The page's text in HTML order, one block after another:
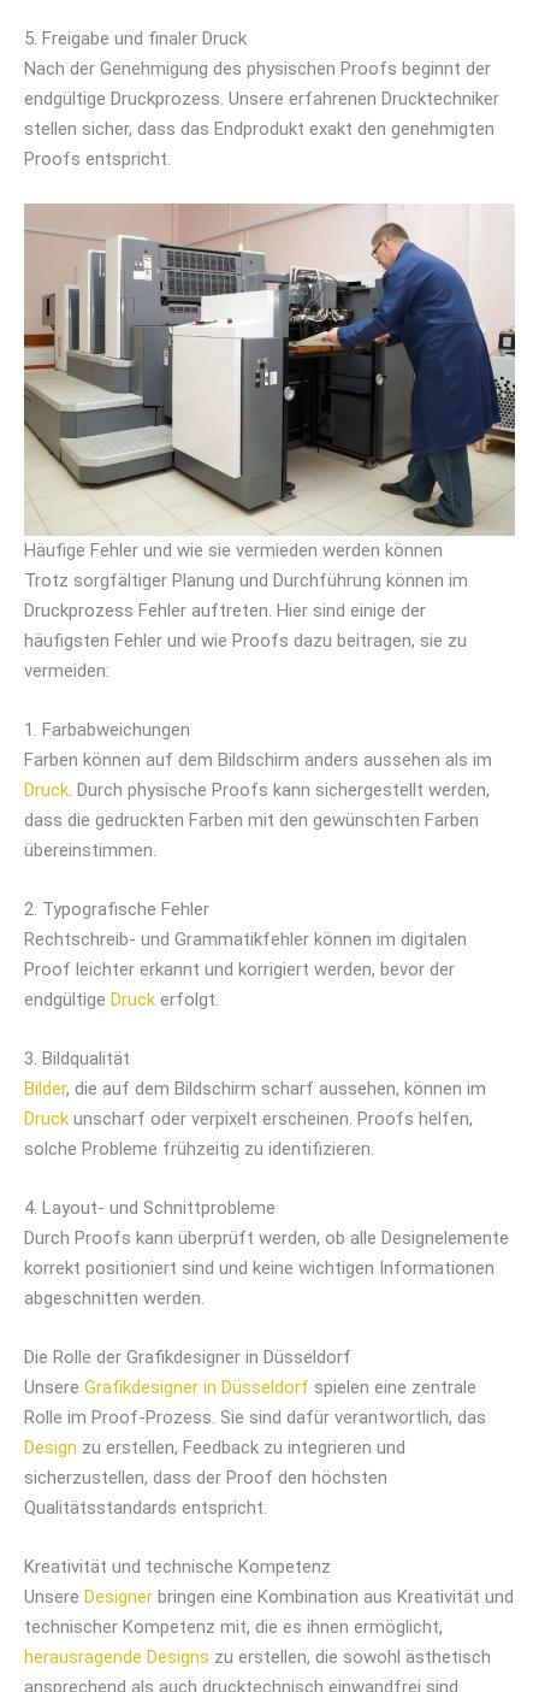
5. Freigabe und finaler Druck
Nach der Genehmigung des physischen Proofs beginnt der
endgültige Druckprozess. Unsere erfahrenen Drucktechniker
stellen sicher, dass das Endprodukt exakt den genehmigten
Proofs entspricht.
Häufige Fehler und wie sie vermieden werden können
Trotz sorgfältiger Planung und Durchführung können im
Druckprozess Fehler auftreten. Hier sind einige der
häufigsten Fehler und wie Proofs dazu beitragen, sie zu
vermeiden:
1. Farbabweichungen
Farben können auf dem Bildschirm anders aussehen als im
Druck. Durch physische Proofs kann sichergestellt werden,
dass die gedruckten Farben mit den gewünschten Farben
übereinstimmen.
2. Typografische Fehler
Rechtschreib- und Grammatikfehler können im digitalen
Proof leichter erkannt und korrigiert werden, bevor der
endgültige Druck erfolgt.
3. Bildqualität
Bilder, die auf dem Bildschirm scharf aussehen, können im
Druck unscharf oder verpixelt erscheinen. Proofs helfen,
solche Probleme frühzeitig zu identifizieren.
4. Layout- und Schnittprobleme
Durch Proofs kann überprüft werden, ob alle Designelemente
korrekt positioniert sind und keine wichtigen Informationen
abgeschnitten werden.
Die Rolle der Grafikdesigner in Düsseldorf
Unsere Grafikdesigner in Düsseldorf spielen eine zentrale
Rolle im Proof-Prozess. Sie sind dafür verantwortlich, das
Design zu erstellen, Feedback zu integrieren und
sicherzustellen, dass der Proof den höchsten
Qualitätsstandards entspricht.
Kreativität und technische Kompetenz
Unsere Designer bringen eine Kombination aus Kreativität und
technischer Kompetenz mit, die es ihnen ermöglicht,
herausragende Designs zu erstellen, die sowohl ästhetisch
ansprechend als auch drucktechnisch einwandfrei sind.